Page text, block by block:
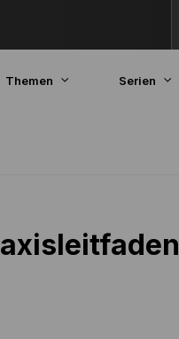
Themen Serien